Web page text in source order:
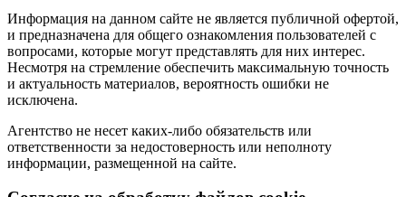
Информация на данном сайте не является публичной офертой,
и предназначена для общего ознакомления пользователей с
вопросами, которые могут представлять для них интерес.
Несмотря на стремление обеспечить максимальную точность
и актуальность материалов, вероятность ошибки не
исключена.
Агентство не несет каких-либо обязательств или
ответственности за недостоверность или неполноту
информации, размещенной на сайте.